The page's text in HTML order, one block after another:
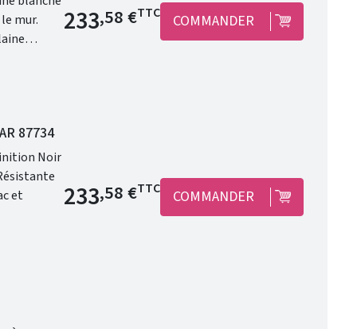
de
Prix de base
233,58 €TTC COMMANDER
87734
Noir
Prix de base
233,58 €TTC COMMANDER